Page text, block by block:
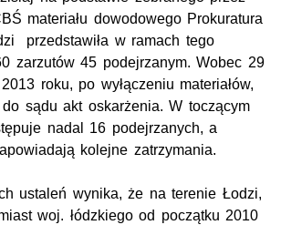
materiału dowodowego Prokuratura
przedstawiła w ramach tego
zarzutów 45 podejrzanym. Wobec 29
roku, po wyłączeniu materiałów,
do sądu akt oskarżenia. W toczącym
nadal 16 podejrzanych, a
kolejne zatrzymania.
ustaleń wynika, że na terenie Łodzi,
woj. łódzkiego od początku 2010